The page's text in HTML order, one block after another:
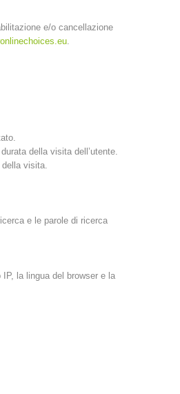
e/o cancellazione
.
della visita dell’utente.
della visita.
e le parole di ricerca
la lingua del browser e la